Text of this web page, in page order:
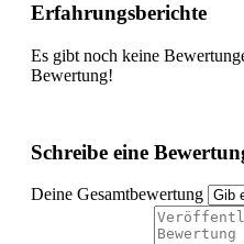
Erfahrungsberichte
Es gibt noch keine
Bewertung!
Schreibe eine
Deine Gesamtbewertung